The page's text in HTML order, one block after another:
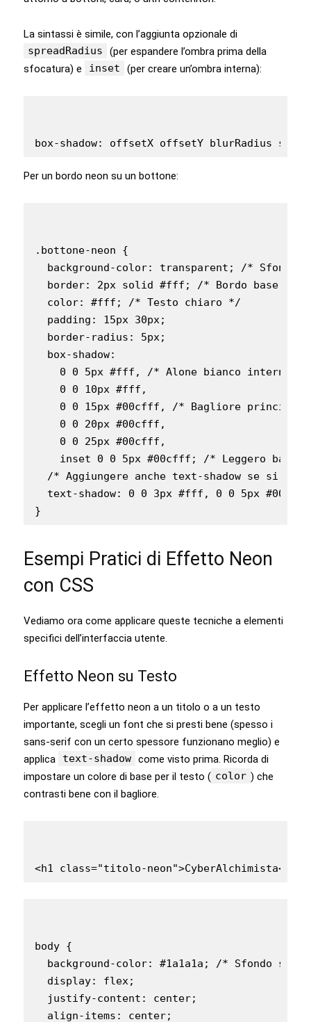
La sintassi è simile, con l’aggiunta opzionale di
spreadRadius
(per espandere l’ombra prima della
sfocatura) e
inset (per creare un’ombra interna):
Per un bordo neon su un bottone:
.bottone-neon {
background-color: transparent; /* Sfondo
border: 2px solid #fff; /* Bordo base
  color: #fff; /* Testo chiaro */
  padding: 15px 30px;
  border-radius: 5px;
  box-shadow:
0 0 5px #fff, /* Alone bianco interno/
    0 0 10px #fff,
0 0 15px #00cfff, /* Bagliore
    0 0 20px #00cfff,
    0 0 25px #00cfff,
inset 0 0 5px #00cfff; /* Leggero
/* Aggiungere anche text-shadow se si
text-shadow: 0 0 3px #fff, 0 0 5px
Esempi Pratici di Effetto Neon
con CSS
Vediamo ora come applicare queste tecniche a elementi
specifici dell’interfaccia utente.
Effetto Neon su Testo
Per applicare l’effetto neon a un titolo o a un testo
importante, scegli un font che si presti bene (spesso i
sans-serif con un certo spessore funzionano meglio) e
applica
text-shadow come visto prima. Ricorda di
impostare un colore di base per il testo ( color ) che
contrasti bene con il bagliore.
body {
background-color: #1a1a1a; /* Sfondo
  display: flex;
  justify-content: center;
  align-items: center;